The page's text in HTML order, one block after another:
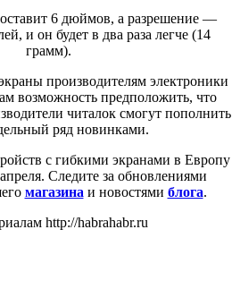
6 дюймов, а разрешение —
и он будет в два раза легче (14
грамм).
производителям электроники
возможность предположить, что
читалок смогут пополнить
ряд новинками.
с гибкими экранами в Европу
Следите за обновлениями
магазинаи новостями блога.
http://habrahabr.ru